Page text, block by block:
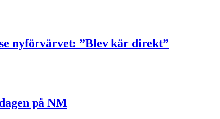
nyförvärvet: ”Blev kär direkt”
på NM